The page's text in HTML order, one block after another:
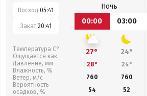
Восход:05:41
Закат:20:41
Температура С°
Ощущается как
Давление, мм
Влажность, %
Ветер, м/с
Вероятность
осадков, %
Ночь
00:00
03:00
27° 24°
28° 24°
760
760
54
52